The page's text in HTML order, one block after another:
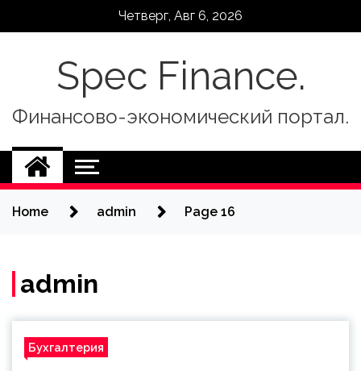
Четверг, Авг 6, 2026
Spec Finance.
Финансово-экономический портал.
Home admin Page 16
admin
Бухгалтерия